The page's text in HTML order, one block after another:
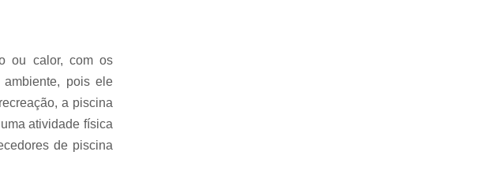
de Piscina
Limpeza Tratamento e Manutenção de Piscinas
de Piscinas
Piscinas Residenciais
Piscina em Condomínio
ou calor, com os
pois ele
a piscina
atividade física
de piscina